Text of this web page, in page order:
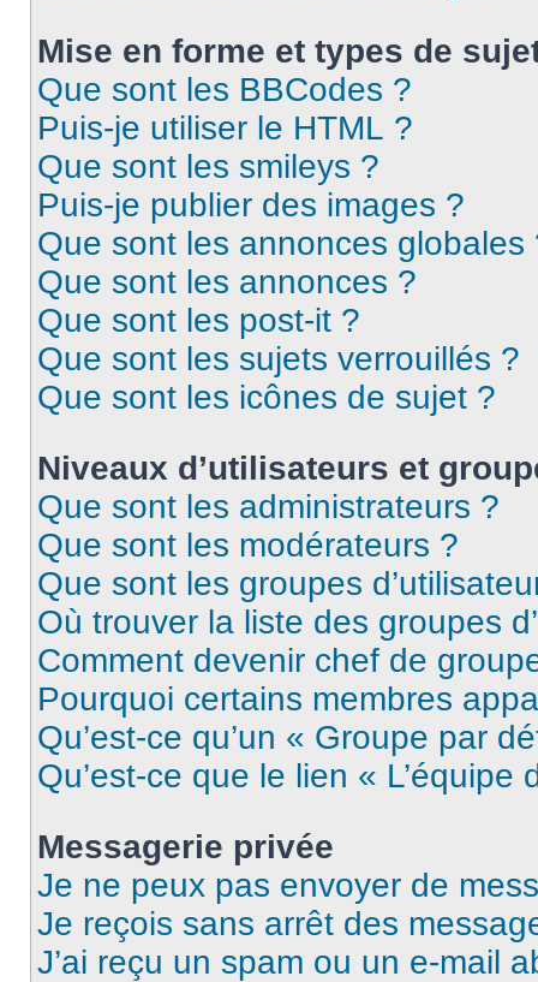
Mise en forme et types de
Que sont les BBCodes ?
Puis-je utiliser le HTML ?
Que sont les smileys ?
Puis-je publier des images ?
Que sont les annonces globales
Que sont les annonces ?
Que sont les post-it ?
Que sont les sujets verrouillés ?
Que sont les icônes de sujet ?
Niveaux d’utilisateurs et
Que sont les administrateurs ?
Que sont les modérateurs ?
Que sont les groupes
Où trouver la liste des groupes
Comment devenir chef de
Pourquoi certains membres
Qu’est-ce qu’un « Groupe par
Qu’est-ce que le lien « L’équipe
Messagerie privée
Je ne peux pas envoyer de
Je reçois sans arrêt des
J’ai reçu un spam ou un e-mail